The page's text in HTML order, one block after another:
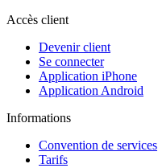
Accès client
Devenir client
Se connecter
Application iPhone
Application Android
Informations
Convention de services
Tarifs